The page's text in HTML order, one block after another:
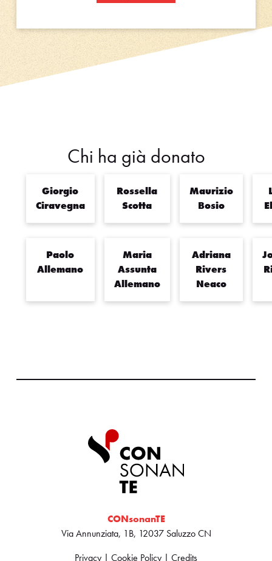
Chi ha già donato
Giorgio
Ciravegna
Rossella
Scotta
Maurizio
Bosio
Paolo
Allemano
Maria
Assunta
Allemano
Adriana
Rivers
Neaco
CONsonanTE
Via Annunziata, 1B, 12037 Saluzzo CN
Privacy | Cookie Policy | Credits